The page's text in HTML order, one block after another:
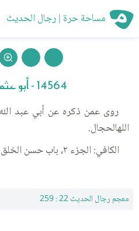
مساحة حرة | رجال الحديث
14564 - أبو عثمان القابوسي
روى عمن ذكره عن أبي عبد
اللهالحجال.
الكافي: الجزء ٢، باب حسن الخلق ٤٩، الحديث ١٣.
معجم رجال الحديث 22 : 259